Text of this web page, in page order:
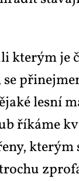
kte­rým je
les­ní
ří­ká­me